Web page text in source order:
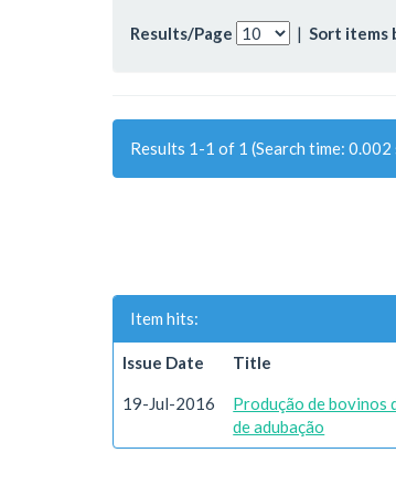
Results/Page | Sort items
Results 1-1 of 1 (Search time: 0.002
Item hits:
Issue Date Title
19-Jul-2016
Produção de bovinos
de adubação